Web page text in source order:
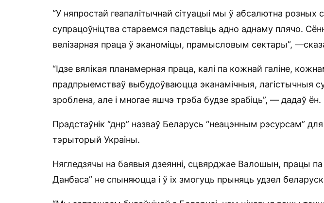
“У няпростай геапалітычнай сітуацыі мы ў абсалютна розных
супрацоўніцтва стараемся падставіць адно аднаму плячо.
велізарная праца ў эканоміцы, прамысловым сектары”,
“Ідзе вялікая планамерная праца, калі па кожнай галіне,
прадпрыемстваў выбудоўваюцца эканамічныя, лагістычныя
зроблена, але і многае яшчэ трэба будзе зрабіць”, — дадаў ён.
Прадстаўнік “днр” назваў Беларусь “неацэнным рэсурсам”
тэрыторый Украіны.
Нягледзячы на баявыя дзеянні, сцвярджае Валошын, працы па
Данбаса” не спыняюцца і ў іх змогуць прыняць удзел